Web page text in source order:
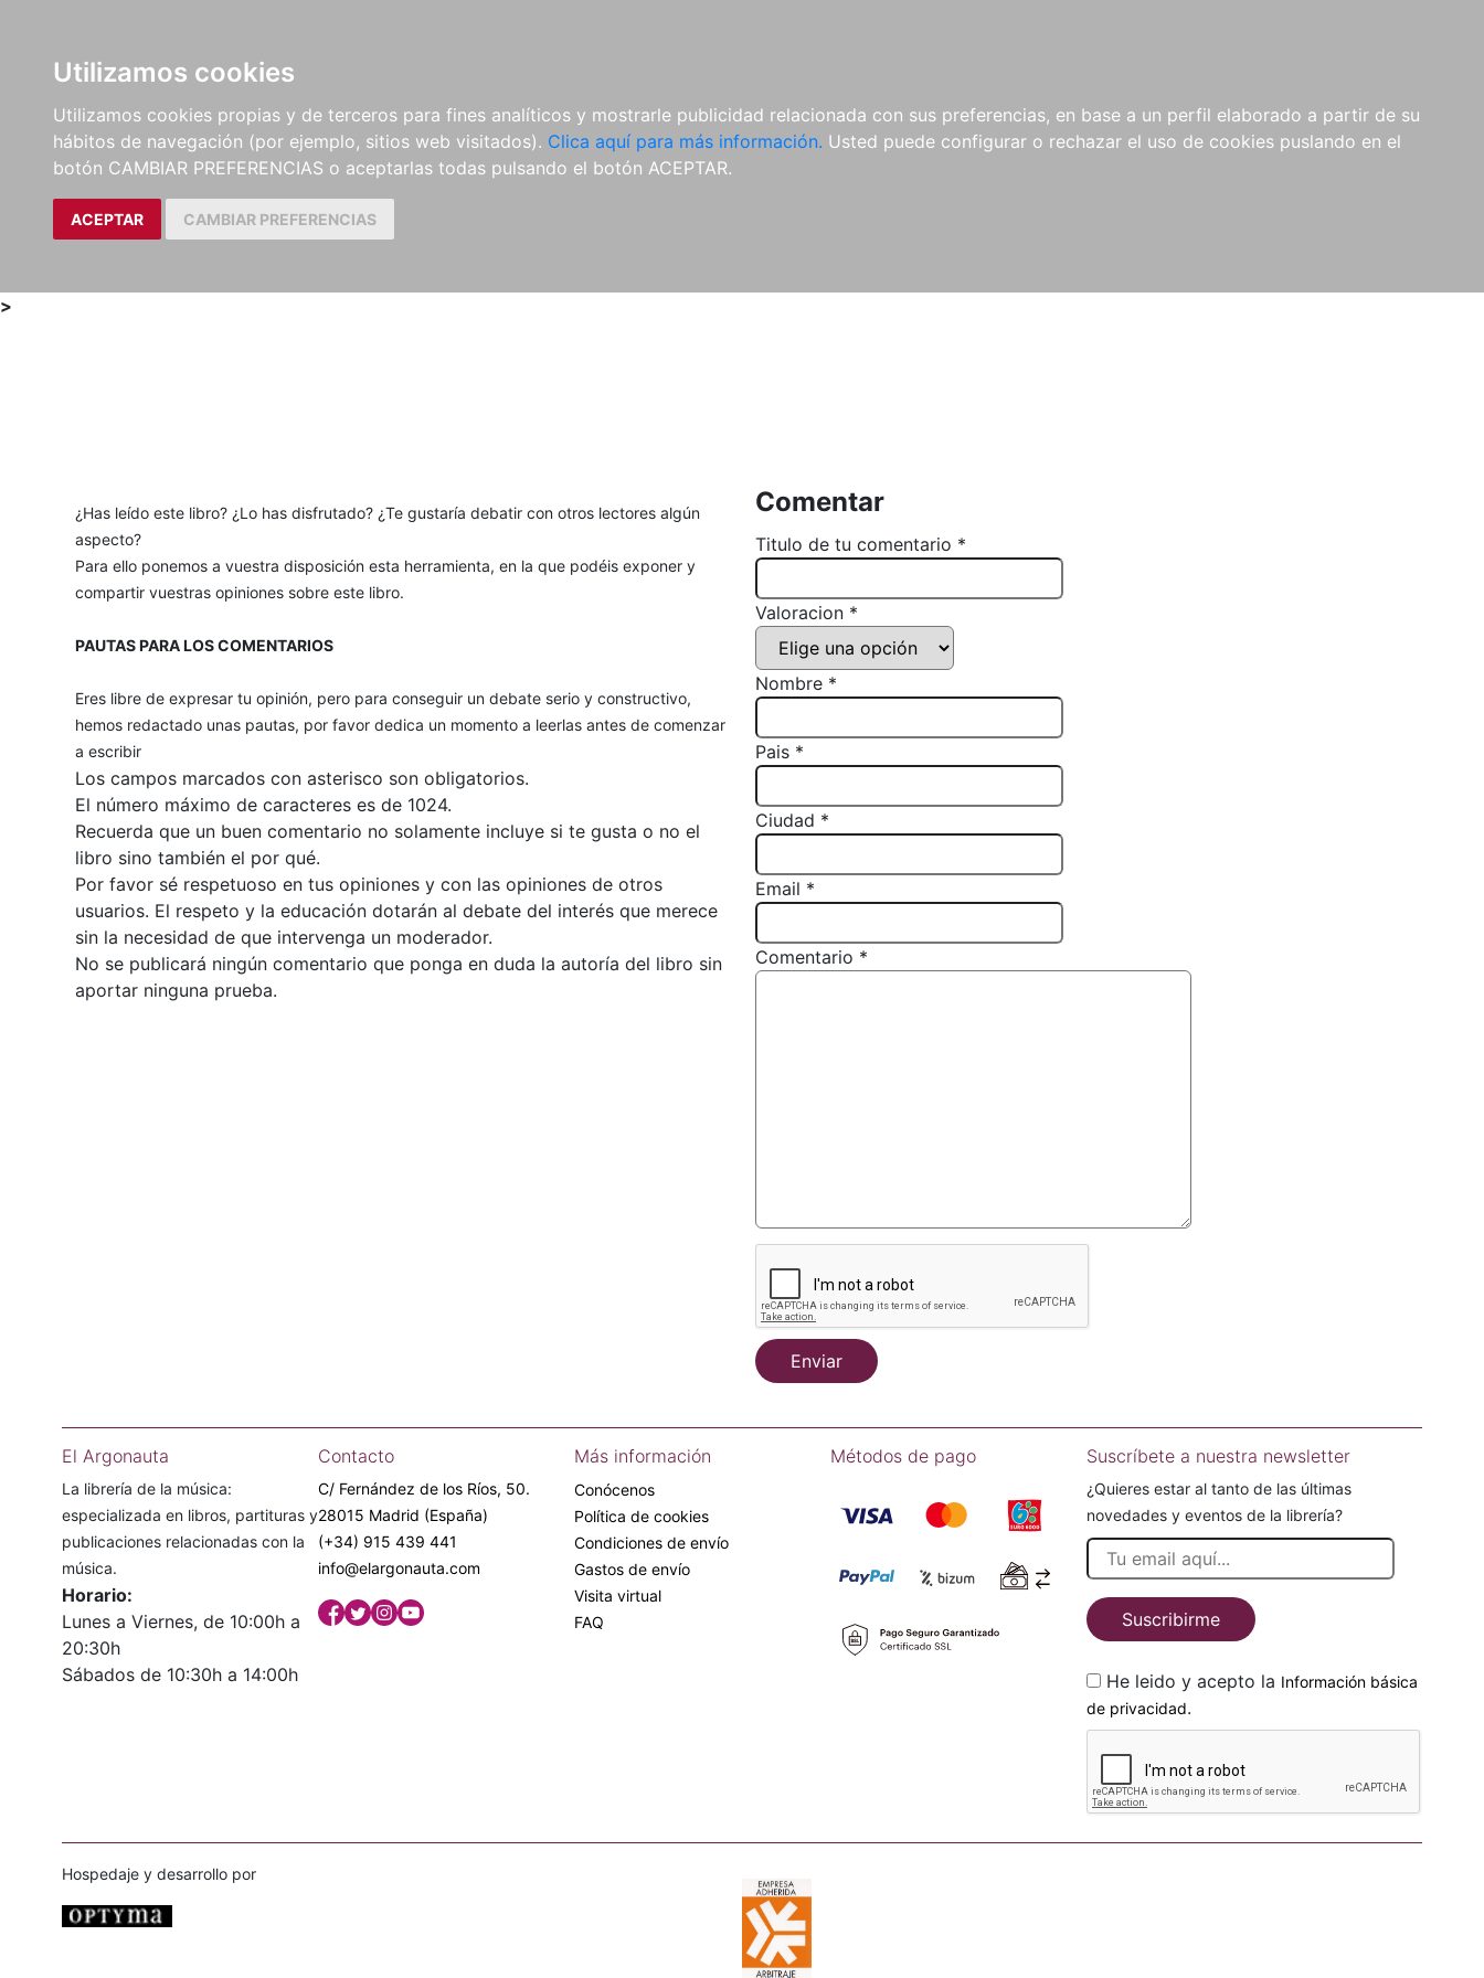
Utilizamos cookies
Utilizamos cookies propias y de terceros para fines analíticos y mostrarle publicidad relacionada con sus preferencias, en base a un perfil elaborado a partir de su
hábitos de navegación (por ejemplo, sitios web visitados). Clica aquí para más información. Usted puede configurar o rechazar el uso de cookies puslando en el
botón CAMBIAR PREFERENCIAS o aceptarlas todas pulsando el botón ACEPTAR.
ACEPTAR CAMBIAR PREFERENCIAS
LIBROS
MÉTODOS Y
EJERCICIOS
PARTITURAS Y EDICIONES
CRÍTICAS
REVISTAS
CDS Y
DVDS
MATERIAL
COMPLEMENTARIO
NOVEDADES NOTICIAS
COMPRAS
INSTITUCIONALES
>
¿Has leído este libro? ¿Lo has disfrutado? ¿Te gustaría debatir con otros lectores algún
aspecto?
Para ello ponemos a vuestra disposición esta herramienta, en la que podéis exponer y
compartir vuestras opiniones sobre este libro.
PAUTAS PARA LOS COMENTARIOS
Eres libre de expresar tu opinión, pero para conseguir un debate serio y constructivo,
hemos redactado unas pautas, por favor dedica un momento a leerlas antes de comenzar
a escribir
Los campos marcados con asterisco son obligatorios.
El número máximo de caracteres es de 1024.
Recuerda que un buen comentario no solamente incluye si te gusta o no el
libro sino también el por qué.
Por favor sé respetuoso en tus opiniones y con las opiniones de otros
usuarios. El respeto y la educación dotarán al debate del interés que merece
sin la necesidad de que intervenga un moderador.
No se publicará ningún comentario que ponga en duda la autoría del libro sin
aportar ninguna prueba.
Comentar
Titulo de tu comentario *
Valoracion *
Nombre *
Pais *
Ciudad *
Email *
Comentario *
Enviar
El Argonauta
La librería de la música:
especializada en libros, partituras y
publicaciones relacionadas con la
música.
Horario:
Lunes a Viernes, de 10:00h a
20:30h
Sábados de 10:30h a 14:00h
Contacto
C/ Fernández de los Ríos, 50.
28015 Madrid (España)
(+34) 915 439 441
info@elargonauta.com
Más información
Conócenos
Política de cookies
Condiciones de envío
Gastos de envío
Visita virtual
FAQ
Métodos de pago Suscríbete a nuestra newsletter
¿Quieres estar al tanto de las últimas
novedades y eventos de la librería?
Suscribirme
He leido y acepto la Información básica
de privacidad.
Hospedaje y desarrollo por